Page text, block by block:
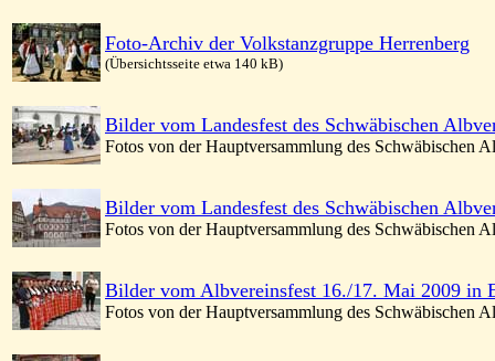
Foto-Archiv der Volkstanzgruppe Herrenberg
(Übersichtsseite etwa 140 kB)
Bilder vom Landesfest des Schwäbischen
Fotos von der Hauptversammlung des Schwäbischen
Bilder vom Landesfest des Schwäbischen
Fotos von der Hauptversammlung des Schwäbischen
Bilder vom Albvereinsfest 16./17. Mai 2009 in
Fotos von der Hauptversammlung des Schwäbischen